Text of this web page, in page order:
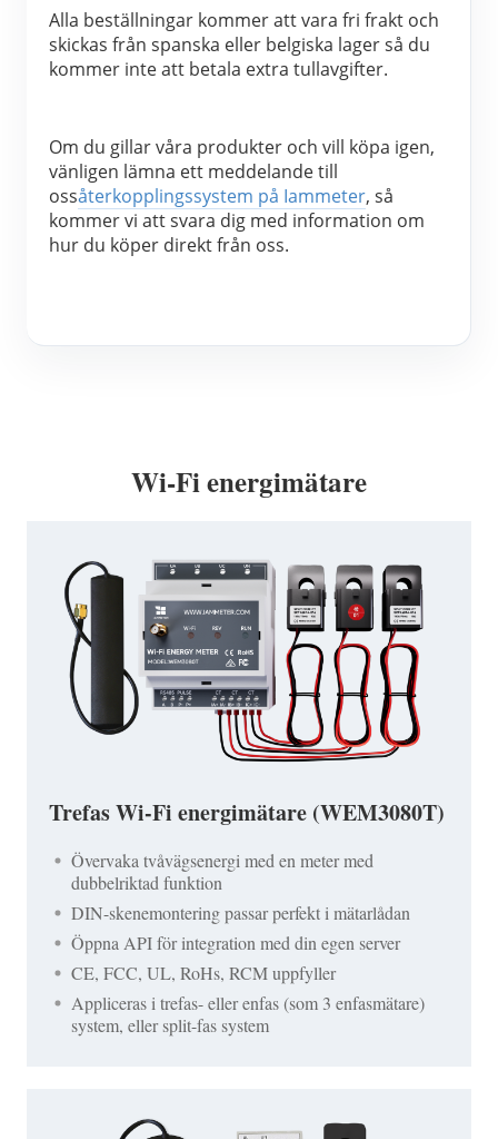
FAQ
Utforska
Belöningsprogram
Kontakt
Om oss
Alla beställningar kommer att vara fri frakt och
skickas från spanska eller belgiska lager så du
kommer inte att betala extra tullavgifter.
Om du gillar våra produkter och vill köpa igen,
vänligen lämna ett meddelande till
ossåterkopplingssystem på Iammeter, så
kommer vi att svara dig med information om
hur du köper direkt från oss.
Wi-Fi energimätare
Trefas Wi-Fi energimätare (WEM3080T)
Övervaka tvåvägsenergi med en meter med
dubbelriktad funktion
DIN-skenemontering passar perfekt i mätarlådan
Öppna API för integration med din egen server
CE, FCC, UL, RoHs, RCM uppfyller
Appliceras i trefas- eller enfas (som 3 enfasmätare)
system, eller split-fas system